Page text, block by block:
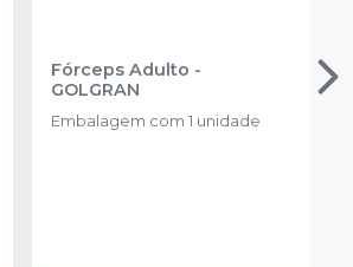
Fórceps Adulto -
GOLGRAN
Embalagem com 1 unidade